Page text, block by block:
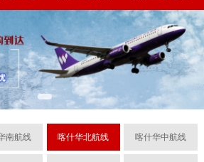
南航线 喀什华北航线 喀什华中航线